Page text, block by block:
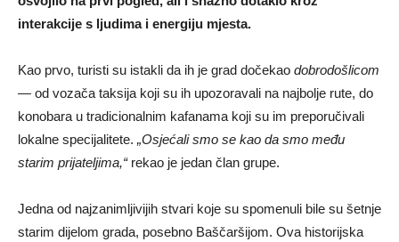
interakcije s ljudima i energiju mjesta.
Kao prvo, turisti su istakli da ih je grad dočekao dobrodošlicom
— od vozača taksija koji su ih upozoravali na najbolje rute, do
konobara u tradicionalnim kafanama koji su im preporučivali
lokalne specijalitete. „Osjećali smo se kao da smo među
starim prijateljima,“rekao je jedan član grupe.
Jedna od najzanimljivijih stvari koje su spomenuli bile su šetnje
starim dijelom grada, posebno Baščaršijom. Ova historijska